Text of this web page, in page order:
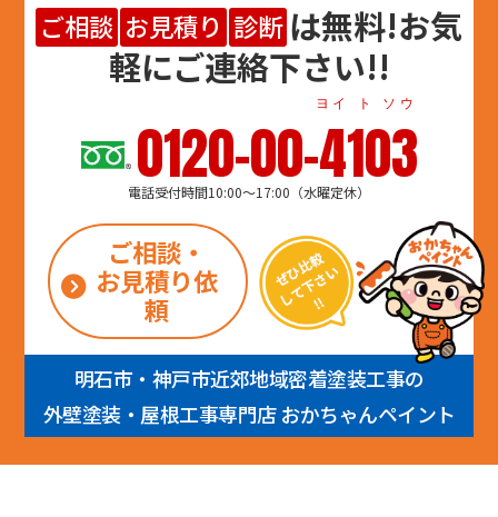
ご相談 お見積り 診断 は無料!お気
軽にご連絡下さい!!
0120-00-4103
ヨイ ト ソウ
電話受付時間10:00～17:00（水曜定休）
ご相談・
お見積り依
頼
明石市・神戸市近郊地域密着塗装工事の
外壁塗装・屋根工事専門店 おかちゃんペイント